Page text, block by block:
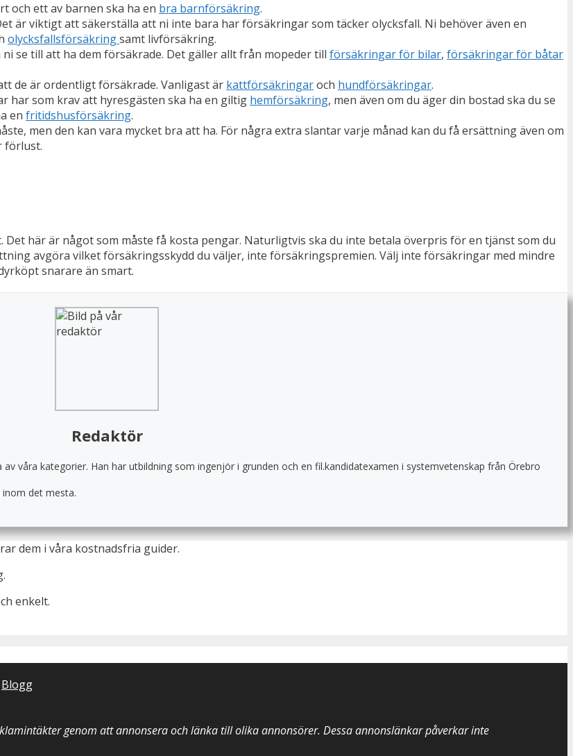
och ett av barnen ska ha en bra barnförsäkring.
är viktigt att säkerställa att ni inte bara har försäkringar som täcker olycksfall. Ni behöver även en
olycksfallsförsäkringsamt livförsäkring.
se till att ha dem försäkrade. Det gäller allt från mopeder till försäkringar för bilar, försäkringar för båtar
de är ordentligt försäkrade. Vanligast är kattförsäkringaroch hundförsäkringar.
har som krav att hyresgästen ska ha en giltig hemförsäkring, men även om du äger din bostad ska du se
en fritidshusförsäkring.
men den kan vara mycket bra att ha. För några extra slantar varje månad kan du få ersättning även om
förlust.
här är något som måste få kosta pengar. Naturligtvis ska du inte betala överpris för en tjänst som du
avgöra vilket försäkringsskydd du väljer, inte försäkringspremien. Välj inte försäkringar med mindre
snarare än smart.
Redaktör
våra kategorier. Han har utbildning som ingenjör i grunden och en fil.kandidatexamen i systemvetenskap från Örebro
det mesta.
dem i våra kostnadsfria guider.
enkelt.
Blogg
genom att annonsera och länka till olika annonsörer. Dessa annonslänkar påverkar inte